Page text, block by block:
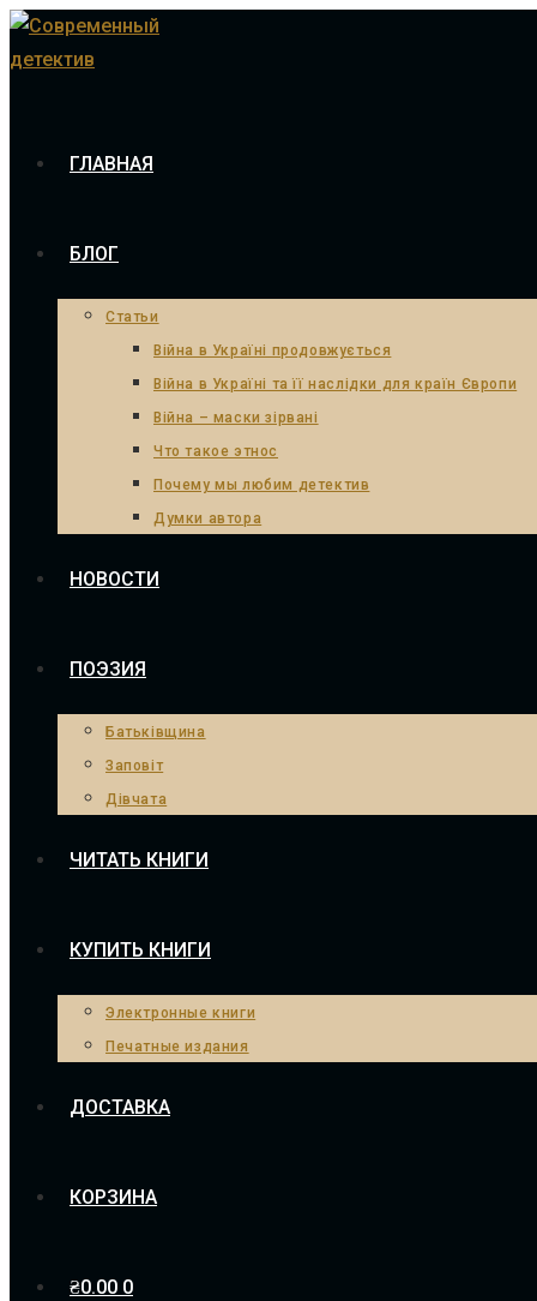
Skip
to
ГЛАВНАЯ
БЛОГ
Статьи
Війна в Україні продовжується
Війна в Україні та її наслідки для країн Європи
Війна – маски зірвані
Что такое этнос
Почему мы любим детектив
Думки автора
НОВОСТИ
ПОЭЗИЯ
Батьківщина
Заповіт
Дівчата
ЧИТАТЬ КНИГИ
КУПИТЬ КНИГИ
Электронные книги
Печатные издания
ДОСТАВКА
КОРЗИНА
₴0.00 0